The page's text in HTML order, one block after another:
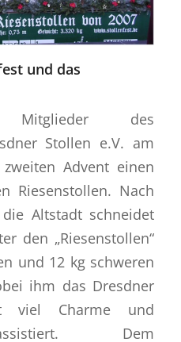
und das
des
Stollen e.V. am
Advent einen
Riesenstollen. Nach
Altstadt schneidet
den „Riesenstollen“
und 12 kg schweren
ihm das Dresdner
viel Charme und
Dem